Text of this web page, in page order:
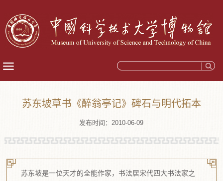
苏东坡草书《醉翁亭记》碑石与明代拓本
发布时间：2010-06-09
苏东坡是一位天才的全能作家，书法居宋代四大书法家之